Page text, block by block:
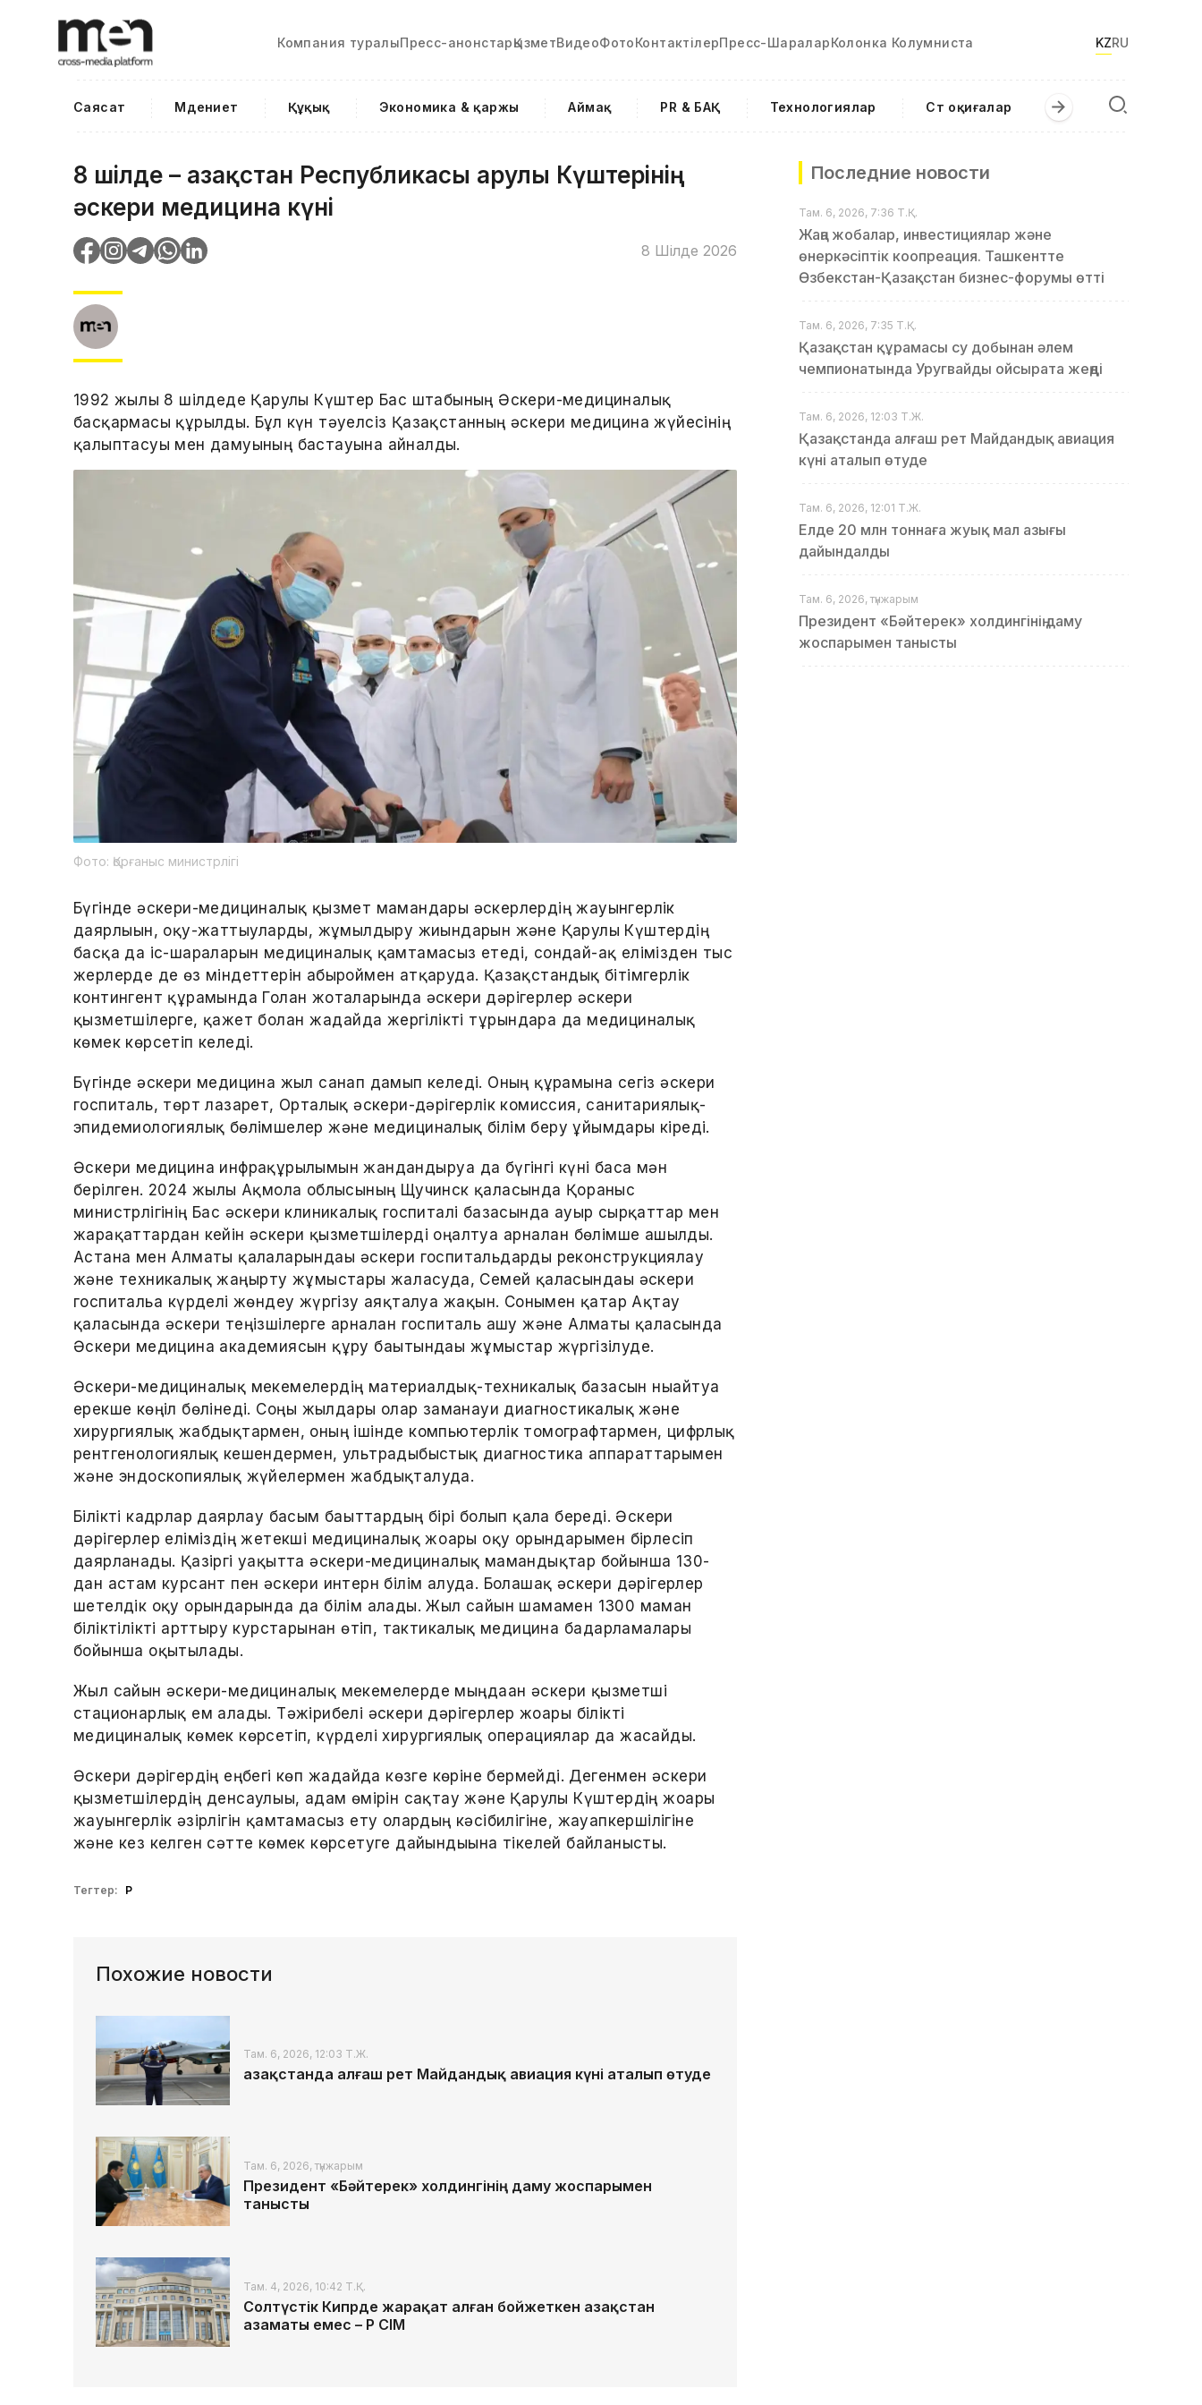
Компания туралыПресс-анонстарҚызметВидеоФотоКонтактілерПресс-ШараларКолонка Колумниста KZRU
Саясат Мәдениет Құқық Экономика & қаржы Аймақ PR & БАҚ Технологиялар Сәт оқиғалар
8 шілде – Қазақстан Республикасы Қарулы Күштерінің
әскери медицина күні
8 Шілде 2026
1992 жылғы 8 шілдеде Қарулы Күштер Бас штабының Әскери-медициналық
басқармасы құрылды. Бұл күн тәуелсіз Қазақстанның әскери медицина жүйесінің
қалыптасуы мен дамуының бастауына айналды.
Фото: Қорғаныс министрлігі
Бүгінде әскери-медициналық қызмет мамандары әскерлердің жауынгерлік
даярлығын, оқу-жаттығуларды, жұмылдыру жиындарын және Қарулы Күштердің
басқа да іс-шараларын медициналық қамтамасыз етеді, сондай-ақ елімізден тыс
жерлерде де өз міндеттерін абыроймен атқаруда. Қазақстандық бітімгерлік
контингент құрамында Голан жоталарында әскери дәрігерлер әскери
қызметшілерге, қажет болған жағдайда жергілікті тұрғындарға да медициналық
көмек көрсетіп келеді.
Бүгінде әскери медицина жыл санап дамып келеді. Оның құрамына сегіз әскери
госпиталь, төрт лазарет, Орталық әскери-дәрігерлік комиссия, санитариялық-
эпидемиологиялық бөлімшелер және медициналық білім беру ұйымдары кіреді.
Әскери медицина инфрақұрылымын жандандыруға да бүгінгі күні баса мән
берілген. 2024 жылы Ақмола облысының Щучинск қаласында Қорғаныс
министрлігінің Бас әскери клиникалық госпиталі базасында ауыр сырқаттар мен
жарақаттардан кейін әскери қызметшілерді оңалтуға арналған бөлімше ашылды.
Астана мен Алматы қалаларындағы әскери госпитальдарды реконструкциялау
және техникалық жаңғырту жұмыстары жалғасуда, Семей қаласындағы әскери
госпитальға күрделі жөндеу жүргізу аяқталуға жақын. Сонымен қатар Ақтау
қаласында әскери теңізшілерге арналған госпиталь ашу және Алматы қаласында
Әскери медицина академиясын құру бағытындағы жұмыстар жүргізілуде.
Әскери-медициналық мекемелердің материалдық-техникалық базасын нығайтуға
ерекше көңіл бөлінеді. Соңғы жылдары олар заманауи диагностикалық және
хирургиялық жабдықтармен, оның ішінде компьютерлік томографтармен, цифрлық
рентгенологиялық кешендермен, ультрадыбыстық диагностика аппараттарымен
және эндоскопиялық жүйелермен жабдықталуда.
Білікті кадрлар даярлау басым бағыттардың бірі болып қала береді. Әскери
дәрігерлер еліміздің жетекші медициналық жоғары оқу орындарымен бірлесіп
даярланады. Қазіргі уақытта әскери-медициналық мамандықтар бойынша 130-
дан астам курсант пен әскери интерн білім алуда. Болашақ әскери дәрігерлер
шетелдік оқу орындарында да білім алады. Жыл сайын шамамен 1300 маман
біліктілікті арттыру курстарынан өтіп, тактикалық медицина бағдарламалары
бойынша оқытылады.
Жыл сайын әскери-медициналық мекемелерде мыңдаған әскери қызметші
стационарлық ем алады. Тәжірибелі әскери дәрігерлер жоғары білікті
медициналық көмек көрсетіп, күрделі хирургиялық операциялар да жасайды.
Әскери дәрігердің еңбегі көп жағдайда көзге көріне бермейді. Дегенмен әскери
қызметшілердің денсаулығы, адам өмірін сақтау және Қарулы Күштердің жоғары
жауынгерлік әзірлігін қамтамасыз ету олардың кәсібилігіне, жауапкершілігіне
және кез келген сәтте көмек көрсетуге дайындығына тікелей байланысты.
Тегтер: ҚР
Похожие новости
Там. 6, 2026, 12:03 Т.Ж.
Қазақстанда алғаш рет Майдандық авиация күні аталып өтуде
Там. 6, 2026, түнжарым
Президент «Бәйтерек» холдингінің даму жоспарымен
танысты
Там. 4, 2026, 10:42 Т.Қ.
Солтүстік Кипрде жарақат алған бойжеткен Қазақстан
азаматы емес – ҚР СІМ
Последние новости
Там. 6, 2026, 7:36 Т.Қ.
Жаңа жобалар, инвестициялар және
өнеркәсіптік коопреация. Ташкентте
Өзбекстан-Қазақстан бизнес-форумы өтті
Там. 6, 2026, 7:35 Т.Қ.
Қазақстан құрамасы су добынан әлем
чемпионатында Уругвайды ойсырата жеңді
Там. 6, 2026, 12:03 Т.Ж.
Қазақстанда алғаш рет Майдандық авиация
күні аталып өтуде
Там. 6, 2026, 12:01 Т.Ж.
Елде 20 млн тоннаға жуық мал азығы
дайындалды
Там. 6, 2026, түнжарым
Президент «Бәйтерек» холдингінің даму
жоспарымен танысты